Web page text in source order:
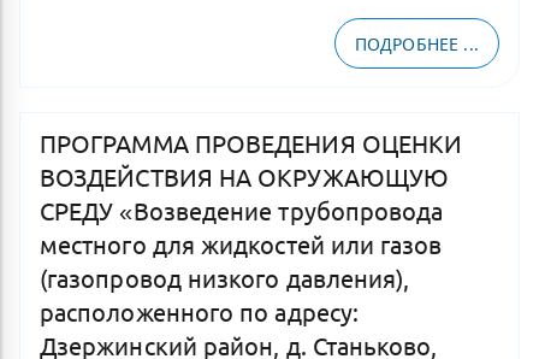
ПОДРОБНЕЕ ...
ПРОГРАММА ПРОВЕДЕНИЯ ОЦЕНКИ
ВОЗДЕЙСТВИЯ НА ОКРУЖАЮЩУЮ
СРЕДУ «Возведение трубопровода
местного для жидкостей или газов
(газопровод низкого давления),
расположенного по адресу:
Дзержинский район, д. Станьково,